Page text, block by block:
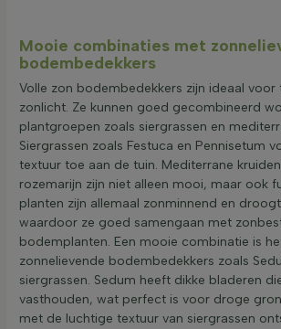
Mooie combinaties met
bodembedekkers
Volle zon bodembedekkers zijn ideaal voor
zonlicht. Ze kunnen goed gecombineerd
plantgroepen zoals siergrassen en
Siergrassen zoals Festuca en Pennisetum
textuur toe aan de tuin. Mediterrane
rozemarijn zijn niet alleen mooi, maar ook
planten zijn allemaal zonminnend en
waardoor ze goed samengaan met
bodemplanten. Een mooie combinatie is
zonnelievende bodembedekkers zoals
siergrassen. Sedum heeft dikke bladeren
vasthouden, wat perfect is voor droge
met de luchtige textuur van siergrassen